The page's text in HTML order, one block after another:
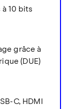
10 bits
grâce à
(DUE)
C, HDMI